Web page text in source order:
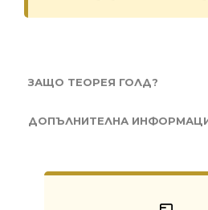
ЗАЩО ТЕОРЕЯ ГОЛД?
ДОПЪЛНИТЕЛНА